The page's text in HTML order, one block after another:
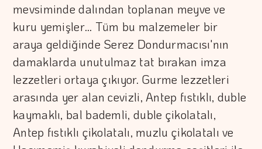
mevsiminde dalından toplanan meyve ve
kuru yemişler… Tüm bu malzemeler bir
araya geldiğinde Serez Dondurmacısı'nın
damaklarda unutulmaz tat bırakan imza
lezzetleri ortaya çıkıyor. Gurme lezzetleri
arasında yer alan cevizli, Antep fıstıklı, duble
kaymaklı, bal bademli, duble çikolatalı,
Antep fıstıklı çikolatalı, muzlu çikolatalı ve